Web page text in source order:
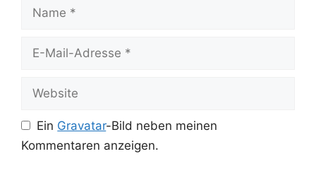
Mail-
Ein Gravatar-Bild neben meinen
Kommentaren anzeigen.